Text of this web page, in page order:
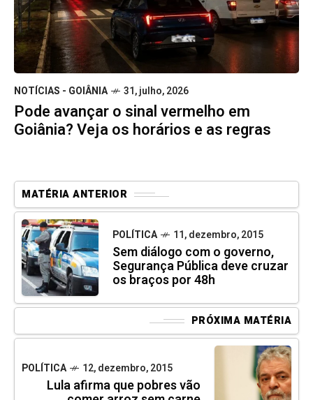
NOTÍCIAS - GOIÂNIA 31, julho, 2026
Pode avançar o sinal vermelho em
Goiânia? Veja os horários e as regras
MATÉRIA ANTERIOR
POLÍTICA 11, dezembro, 2015
Sem diálogo com o governo,
Segurança Pública deve cruzar
os braços por 48h
PRÓXIMA MATÉRIA
POLÍTICA 12, dezembro, 2015
Lula afirma que pobres vão